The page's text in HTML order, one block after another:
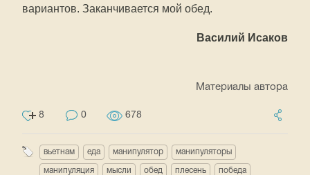
вариантов. Заканчивается мой обед.
Василий Исаков
Материалы автора
8 0 678
вьетнам еда манипулятор манипуляторы
манипуляция мысли обед плесень победа